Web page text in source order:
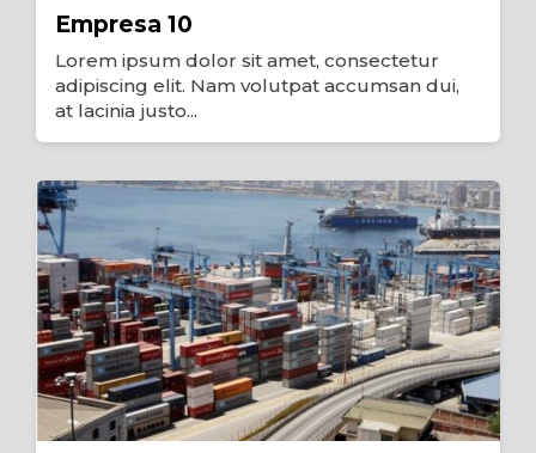
Empresa 10
Lorem ipsum dolor sit amet, consectetur
adipiscing elit. Nam volutpat accumsan dui,
at lacinia justo...